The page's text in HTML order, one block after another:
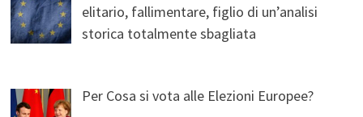
elitario, fallimentare, figlio di un’analisi
storica totalmente sbagliata
Per Cosa si vota alle Elezioni Europee?